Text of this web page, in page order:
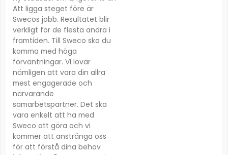
Att ligga steget före är
Swecos jobb. Resultatet blir
verkligt för de flesta andra i
framtiden. Till Sweco ska du
komma med höga
förväntningar. Vi lovar
nämligen att vara din allra
mest engagerade och
närvarande
samarbetspartner. Det ska
vara enkelt att ha med
Sweco att göra och vi
kommer att anstränga oss
för att förstå dina behov